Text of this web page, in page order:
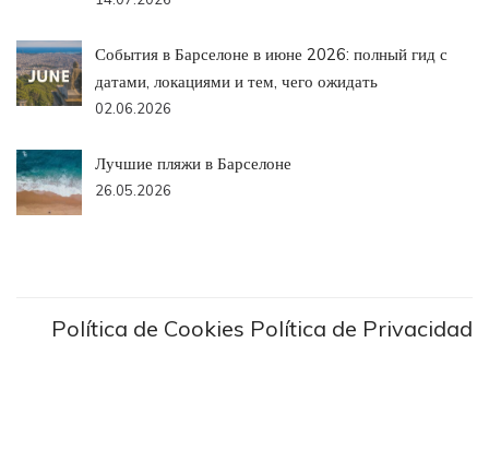
События в Барселоне в июне 2026: полный гид с
датами, локациями и тем, чего ожидать
02.06.2026
Лучшие пляжи в Барселоне
26.05.2026
Política de Cookies Política de Privacidad